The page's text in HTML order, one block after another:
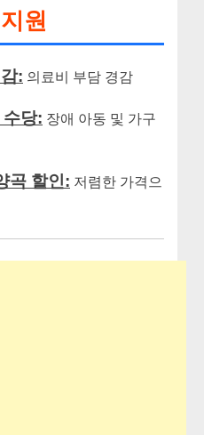
원
: 의료비 부담 경감
당: 장애 아동 및 가구
곡 할인: 저렴한 가격으